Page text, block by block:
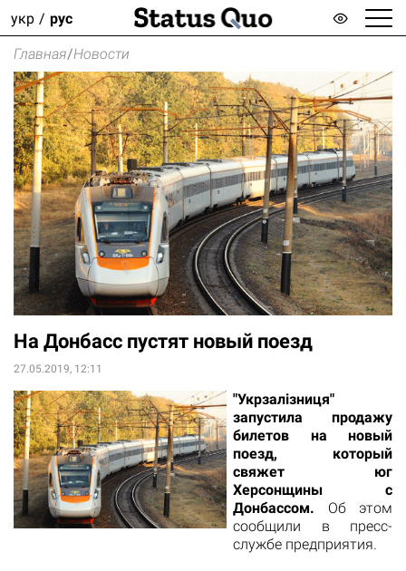
укр рус
Главная/Новости
На Донбасс пустят новый поезд
27.05.2019, 12:11
​"Укрзалізниця"
запустила продажу
билетов на новый
поезд, который
свяжет юг
Херсонщины с
Донбассом. Об этом
сообщили в пресс-
службе предприятия.